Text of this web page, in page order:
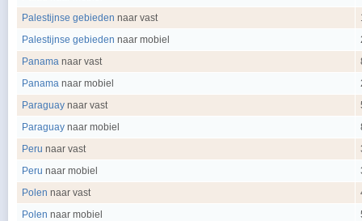
Palestijnse gebieden naar vast
Palestijnse gebieden naar mobiel
Panama naar vast
Panama naar mobiel
Paraguay naar vast
Paraguay naar mobiel
Peru naar vast
Peru naar mobiel
Polen naar vast
Polen naar mobiel